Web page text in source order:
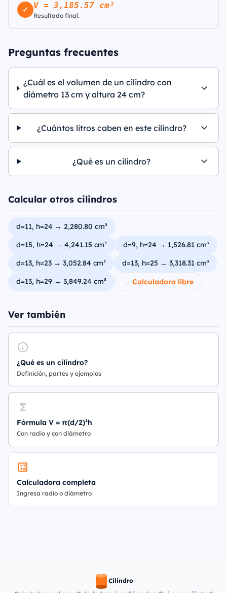
✓ V = 3,185.57 cm³
Resultado final.
Preguntas frecuentes
¿Cuál es el volumen de un cilindro con
diámetro 13 cm y altura 24 cm?
¿Cuántos litros caben en este cilindro?
¿Qué es un cilindro?
Calcular otros cilindros
d=11, h=24 → 2,280.80 cm³
d=15, h=24 → 4,241.15 cm³
d=9, h=24 → 1,526.81 cm³
d=13, h=23 → 3,052.84 cm³
d=13, h=25 → 3,318.31 cm³
d=13, h=29 → 3,849.24 cm³
→ Calculadora libre
Ver también
¿Qué es un cilindro?
Definición, partes y ejemplos
Fórmula V = π(d/2)²h
Con radio y con diámetro
Calculadora completa
Ingresa radio o diámetro
Cilindro